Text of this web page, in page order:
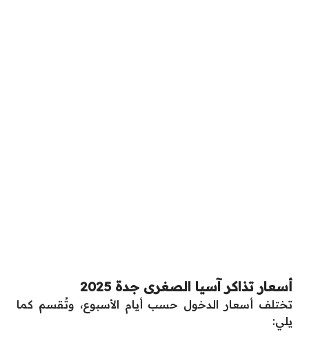
أسعار تذاكر آسيا الصغرى جدة 2025
تختلف أسعار الدخول حسب أيام الأسبوع، وتُقسم كما
يلي: